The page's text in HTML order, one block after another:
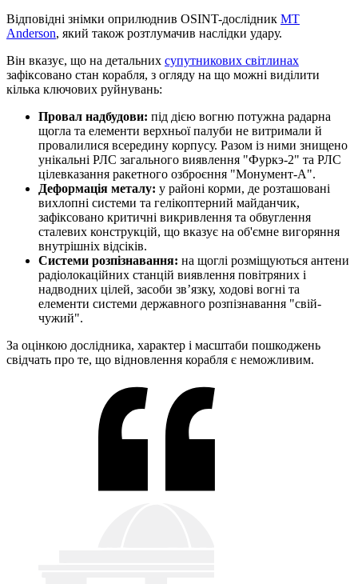
Відповідні знімки оприлюднив OSINT-дослідник MT
Anderson, який також розтлумачив наслідки удару.
Він вказує, що на детальних супутникових світлинах
зафіксовано стан корабля, з огляду на що можні виділити
кілька ключових руйнувань:
Провал надбудови: під дією вогню потужна радарна
щогла та елементи верхньої палуби не витримали й
провалилися всередину корпусу. Разом із ними знищено
унікальні РЛС загального виявлення "Фуркэ-2" та РЛС
цілевказання ракетного озброєння "Монумент-А".
Деформація металу: у районі корми, де розташовані
вихлопні системи та гелікоптерний майданчик,
зафіксовано критичні викривлення та обвуглення
сталевих конструкцій, що вказує на об'ємне вигоряння
внутрішніх відсіків.
Системи розпізнавання: на щоглі розміщуються антени
радіолокаційних станцій виявлення повітряних і
надводних цілей, засоби зв’язку, ходові вогні та
елементи системи державного розпізнавання "свій-
чужий".
За оцінкою дослідника, характер і масштаби пошкоджень
свідчать про те, що відновлення корабля є неможливим.